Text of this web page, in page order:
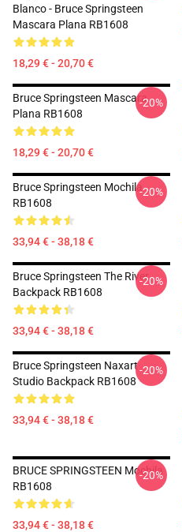
Blanco - Bruce Springsteen
Mascara Plana RB1608
18,29 € - 20,70 €
Bruce Springsteen Mascara
Plana RB1608
18,29 € - 20,70 €
-20%
Bruce Springsteen Mochila
RB1608
33,94 € - 38,18 €
-20%
Bruce Springsteen The River
Backpack RB1608
33,94 € - 38,18 €
-20%
Bruce Springsteen Naxart
Studio Backpack RB1608
33,94 € - 38,18 €
-20%
BRUCE SPRINGSTEEN Mochila
RB1608
33,94 € - 38,18 €
-20%